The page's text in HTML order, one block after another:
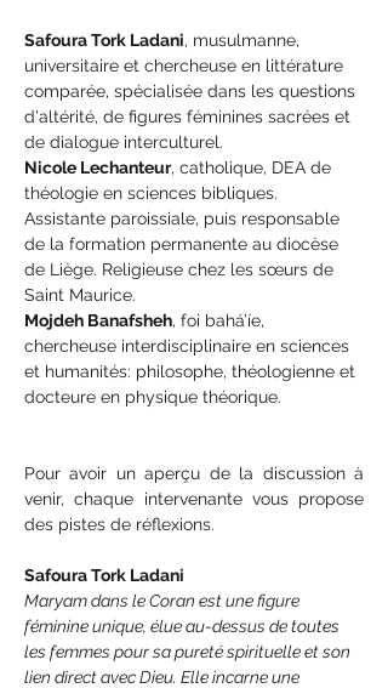
Safoura Tork Ladani, musulmanne,
universitaire et chercheuse en littérature
comparée, spécialisée dans les questions
d'altérité, de figures féminines sacrées et
de dialogue interculturel.
Nicole Lechanteur, catholique, DEA de
théologie en sciences bibliques.
Assistante paroissiale, puis responsable
de la formation permanente au diocèse
de Liège. Religieuse chez les sœurs de
Saint Maurice.
Mojdeh Banafsheh, foi bahá’íe,
chercheuse interdisciplinaire en sciences
et humanités: philosophe, théologienne et
docteure en physique théorique.
Pour avoir un aperçu de la discussion à
venir, chaque intervenante vous propose
des pistes de réflexions.
Safoura Tork Ladani
Maryam dans le Coran est une figure
féminine unique, élue au-dessus de toutes
les femmes pour sa pureté spirituelle et son
lien direct avec Dieu. Elle incarne une